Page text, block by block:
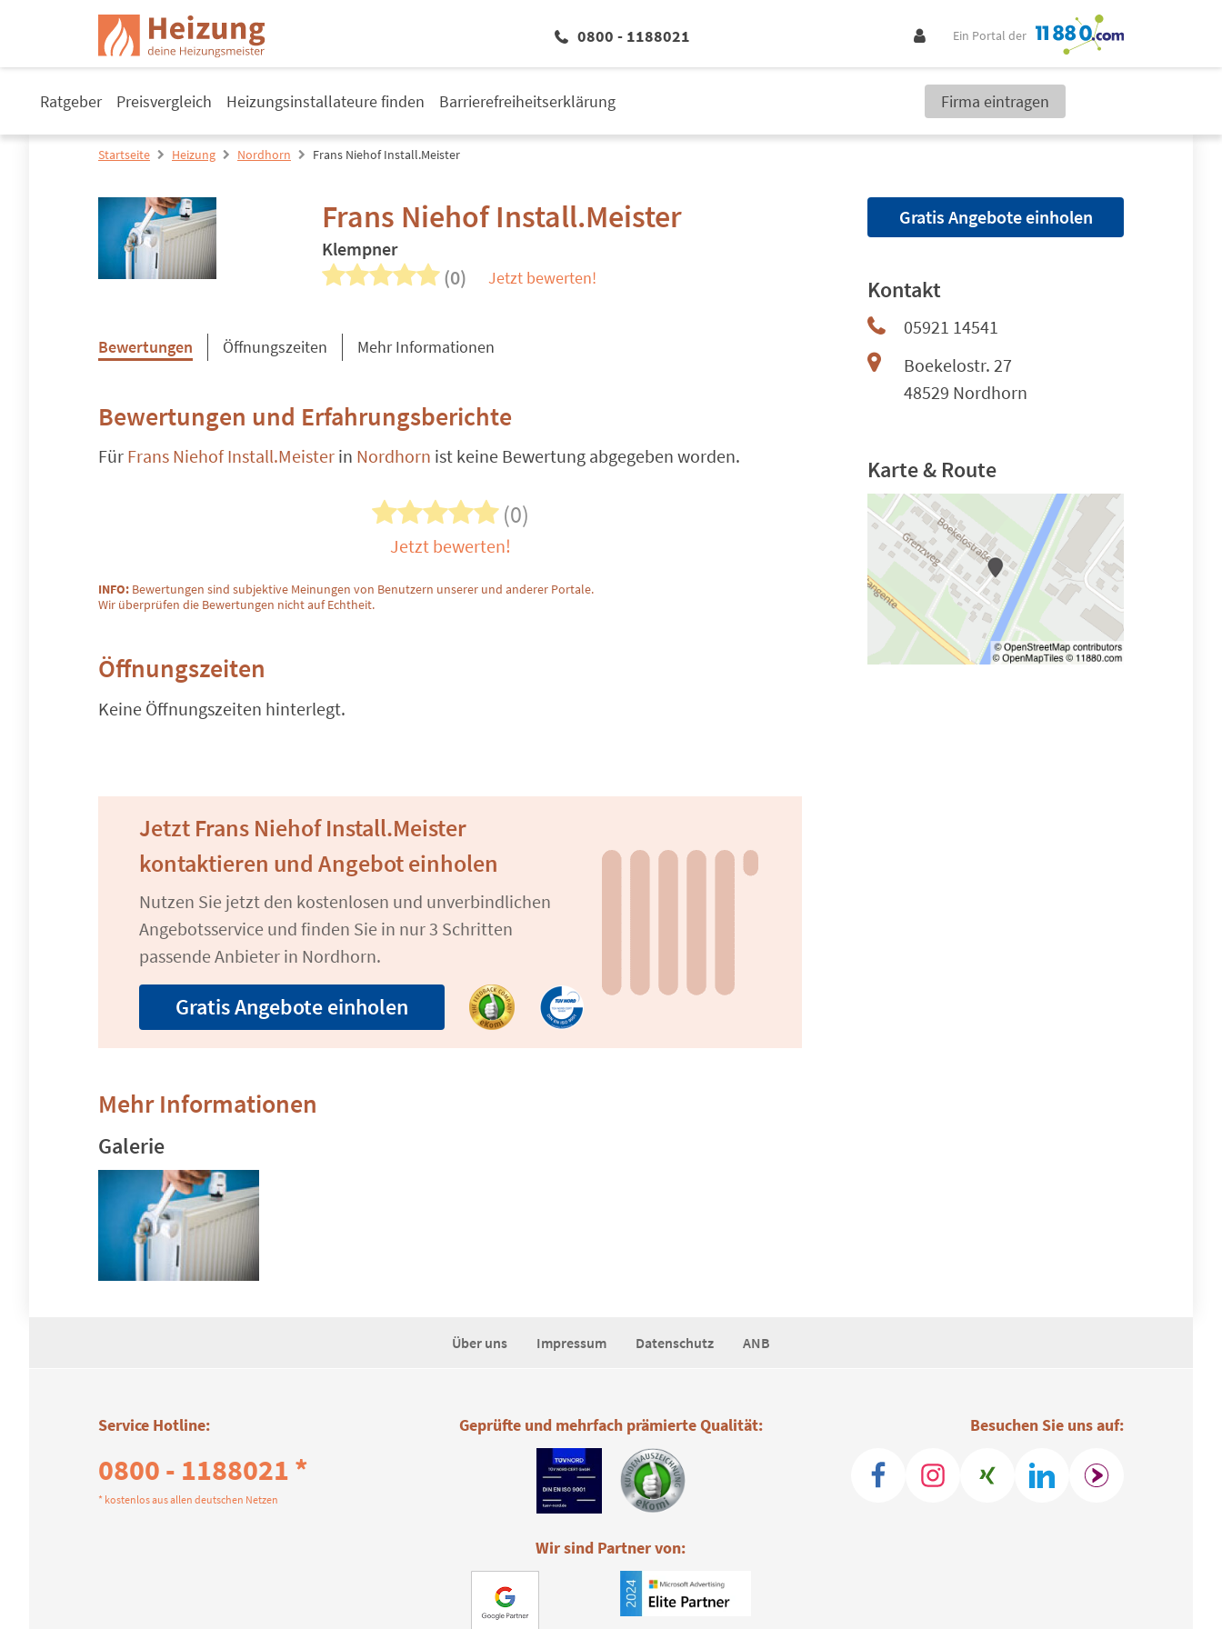
0800 - 1188021 Ein Portal der
Ratgeber Preisvergleich Heizungsinstallateure finden Barrierefreiheitserklärung Firma eintragen
Startseite Heizung Nordhorn Frans Niehof Install.Meister
Frans Niehof Install.Meister
Klempner
(0) Jetzt bewerten!
Bewertungen Öffnungszeiten Mehr Informationen
Bewertungen und Erfahrungsberichte
Für Frans Niehof Install.Meister in Nordhorn ist keine Bewertung abgegeben worden.
(0)
Jetzt bewerten!
INFO: Bewertungen sind subjektive Meinungen von Benutzern unserer und anderer Portale.
Wir überprüfen die Bewertungen nicht auf Echtheit.
Öffnungszeiten
Keine Öffnungszeiten hinterlegt.
Jetzt Frans Niehof Install.Meister
kontaktieren und Angebot einholen
Nutzen Sie jetzt den kostenlosen und unverbindlichen
Angebotsservice und finden Sie in nur 3 Schritten
passende Anbieter in Nordhorn.
Gratis Angebote einholen
Mehr Informationen
Galerie
Gratis Angebote einholen
Kontakt
05921 14541
Boekelostr. 27
48529 Nordhorn
Karte & Route
Über uns Impressum Datenschutz ANB
Service Hotline:
0800 - 1188021 *
* kostenlos aus allen deutschen Netzen
Besuchen Sie uns auf:
Geprüfte und mehrfach prämierte Qualität:
Wir sind Partner von: